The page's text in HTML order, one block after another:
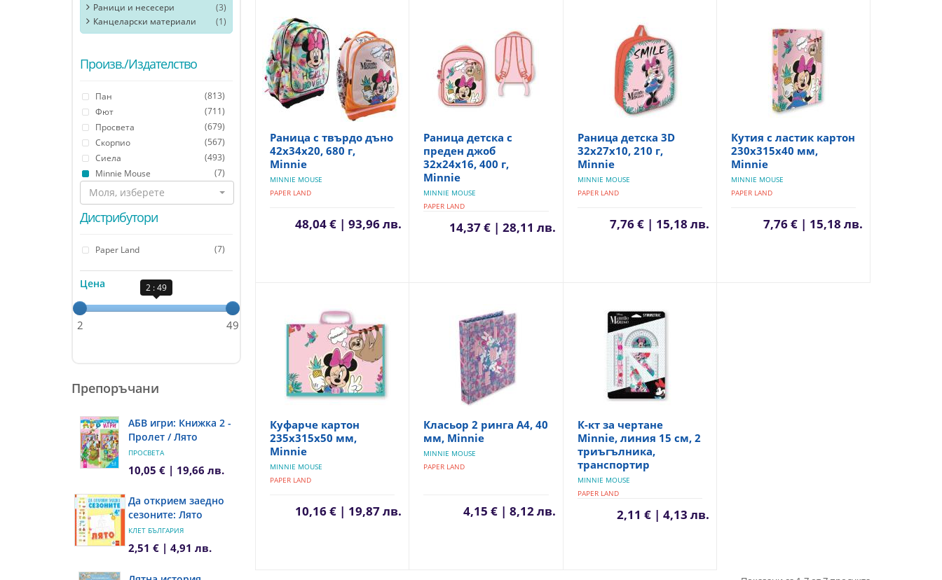
Раници и несесери
(3)
Канцеларски материали
(1)
Произв./Издателство
Пан
(813)
Фют
(711)
Просвета
(679)
Скорпио
(567)
Сиела
(493)
Minnie Mouse
(7)
Моля, изберете
Дистрибутори
Paper Land (7)
Цена 2 : 49
2 49
Препоръчани
АБВ игри: Книжка 2 -
Пролет / Лято
ПРОСВЕТА
10,05 € | 19,66 лв.
Да открием заедно
сезоните: Лято
КЛЕТ БЪЛГАРИЯ
2,51 € | 4,91 лв.
Раница с твърдо дъно
42x34x20, 680 г,
Minnie
MINNIE MOUSE
PAPER LAND
48,04 € | 93,96 лв.
Раница детска с
преден джоб
32x24x16, 400 г,
Minnie
MINNIE MOUSE
PAPER LAND
14,37 € | 28,11 лв.
Раница детска 3D
32x27x10, 210 г,
Minnie
MINNIE MOUSE
PAPER LAND
7,76 € | 15,18 лв.
Кутия с ластик картон
230х315х40 мм,
Minnie
MINNIE MOUSE
PAPER LAND
7,76 € | 15,18 лв.
Куфарче картон
235х315х50 мм,
Minnie
MINNIE MOUSE
PAPER LAND
10,16 € | 19,87 лв.
Класьор 2 ринга А4, 40
мм, Minnie
MINNIE MOUSE
PAPER LAND
4,15 € | 8,12 лв.
К-кт за чертане
Minnie, линия 15 см, 2
триъгълника,
транспортир
MINNIE MOUSE
PAPER LAND
2,11 € | 4,13 лв.